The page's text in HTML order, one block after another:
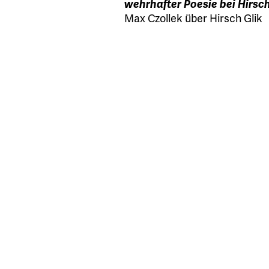
wehrhafter Poesie bei
Max Czollek über Hirsch Glik